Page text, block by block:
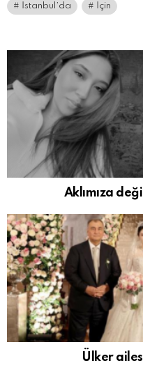
İstanbul’da İçin
Aklımıza
Ülker